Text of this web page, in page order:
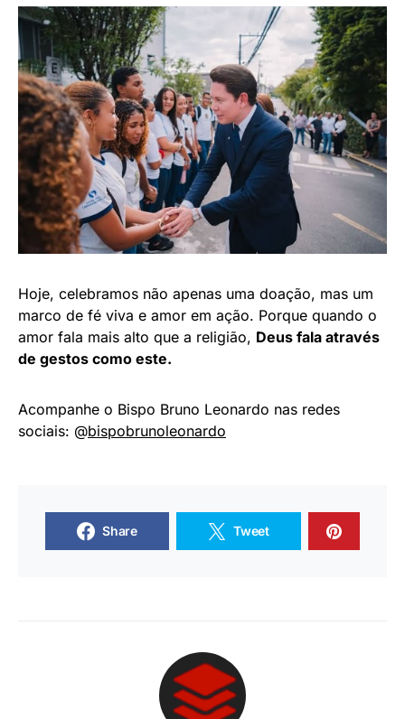
Hoje, celebramos não apenas uma doação, mas um
marco de fé viva e amor em ação. Porque quando o
amor fala mais alto que a religião, Deus fala através
de gestos como este.
Acompanhe o Bispo Bruno Leonardo nas redes
sociais: @bispobrunoleonardo
Share Tweet